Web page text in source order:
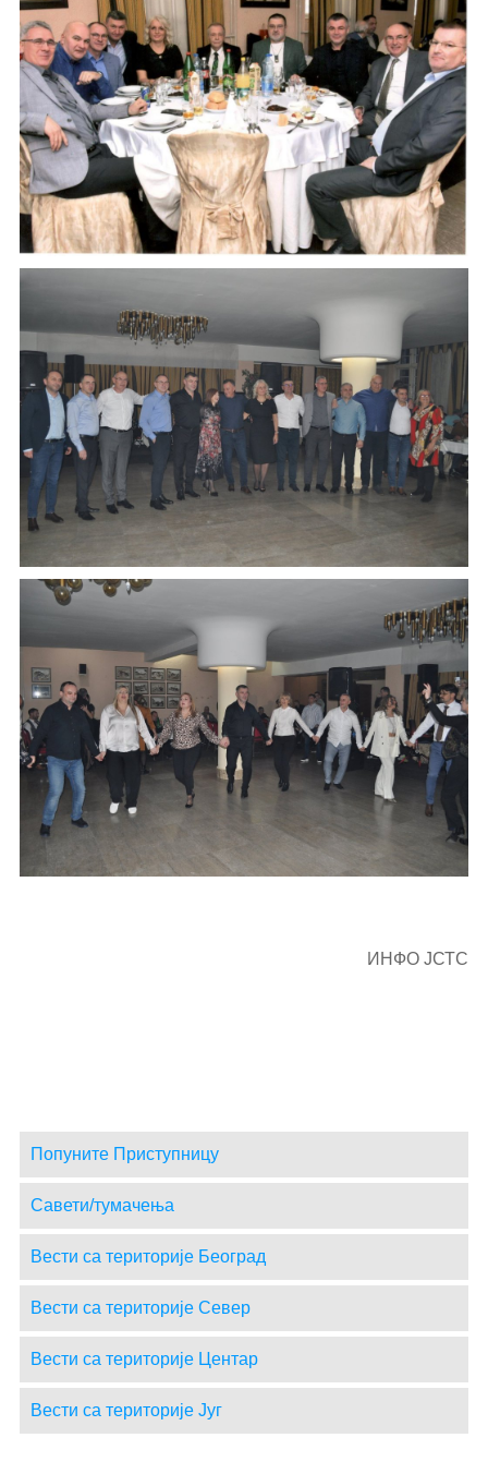
ИНФО ЈСТС
Попуните Приступницу
Савети/тумачења
Вести са територије Београд
Вести са територије Север
Вести са територије Центар
Вести са територије Југ